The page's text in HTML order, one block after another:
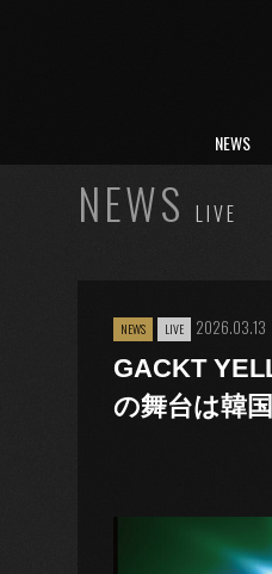
NEWS
NEWS LIVE
NEWS LIVE 2026.03.13
GACKT
の舞台は韓